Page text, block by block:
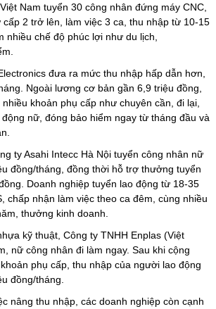
Nam tuyển 30 công nhân đứng máy CNC,
2 trở lên, làm việc 3 ca, thu nhập từ 10-15
nhiều chế độ phúc lợi như du lịch,
đưa ra mức thu nhập hấp dẫn hơn,
Ngoài lương cơ bản gần 6,9 triệu đồng,
khoản phụ cấp như chuyên cần, đi lại,
nữ, đóng bảo hiểm ngay từ tháng đầu và
ty Asahi Intecc Hà Nội tuyển công nhân nữ
đồng/tháng, đồng thời hỗ trợ thưởng tuyển
Doanh nghiệp tuyển lao động từ 18-35
chấp nhận làm việc theo ca đêm, cùng nhiều
thưởng kinh doanh.
kỹ thuật, Công ty TNHH Enplas (Việt
nữ công nhân đi làm ngay. Sau khi cộng
phụ cấp, thu nhập của người lao động
đồng/tháng.
nâng thu nhập, các doanh nghiệp còn cạnh